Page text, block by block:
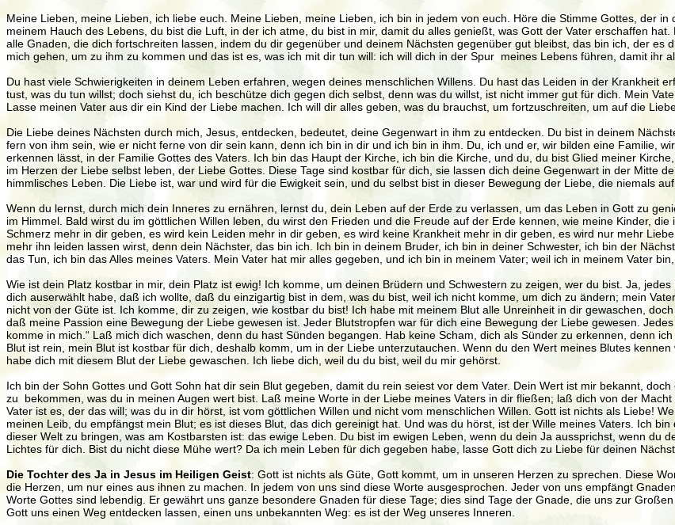
Meine Lieben, meine Lieben, ich liebe euch. Meine Lieben, meine Lieben, ich bin in jedem von euch. Höre die Stimme Gottes, der
meinem Hauch des Lebens, du bist die Luft, in der ich atme, du bist in mir, damit du alles genießt, was Gott der Vater erschaffen
alle Gnaden, die dich fortschreiten lassen, indem du dir gegenüber und deinem Nächsten gegenüber gut bleibst, das bin ich, der
mich gehen, um zu ihm zu kommen und das ist es, was ich mit dir tun will: ich will dich in der Spur meines Lebens führen, damit ihr
Du hast viele Schwierigkeiten in deinem Leben erfahren, wegen deines menschlichen Willens. Du hast das Leiden in der Krankheit
tust, was du tun willst; doch siehst du, ich beschütze dich gegen dich selbst, denn was du willst, ist nicht immer gut für dich. Mein
Lasse meinen Vater aus dir ein Kind der Liebe machen. Ich will dir alles geben, was du brauchst, um fortzuschreiten, um auf die
Die Liebe deines Nächsten durch mich, Jesus, entdecken, bedeutet, deine Gegenwart in ihm zu entdecken. Du bist in deinem
fern von ihm sein, wie er nicht ferne von dir sein kann, denn ich bin in dir und ich bin in ihm. Du, ich und er, wir bilden eine Familie,
erkennen lässt, in der Familie Gottes des Vaters. Ich bin das Haupt der Kirche, ich bin die Kirche, und du, du bist Glied meiner
im Herzen der Liebe selbst leben, der Liebe Gottes. Diese Tage sind kostbar für dich, sie lassen dich deine Gegenwart in der Mitte
himmlisches Leben. Die Liebe ist, war und wird für die Ewigkeit sein, und du selbst bist in dieser Bewegung der Liebe, die niemals
Wenn du lernst, durch mich dein Inneres zu ernähren, lernst du, dein Leben auf der Erde zu verlassen, um das Leben in Gott zu
im Himmel. Bald wirst du im göttlichen Willen leben, du wirst den Frieden und die Freude auf der Erde kennen, wie meine Kinder,
Schmerz mehr in dir geben, es wird kein Leiden mehr in dir geben, es wird keine Krankheit mehr in dir geben, es wird nur mehr
mehr ihn leiden lassen wirst, denn dein Nächster, das bin ich. Ich bin in deinem Bruder, ich bin in deiner Schwester, ich bin der
das Tun, ich bin das Alles meines Vaters. Mein Vater hat mir alles gegeben, und ich bin in meinem Vater; weil ich in meinem Vater
Wie ist dein Platz kostbar in mir, dein Platz ist ewig! Ich komme, um deinen Brüdern und Schwestern zu zeigen, wer du bist. Ja,
dich auserwählt habe, daß ich wollte, daß du einzigartig bist in dem, was du bist, weil ich nicht komme, um dich zu ändern; mein
nicht von der Güte ist. Ich komme, dir zu zeigen, wie kostbar du bist! Ich habe mit meinem Blut alle Unreinheit in dir gewaschen,
daß meine Passion eine Bewegung der Liebe gewesen ist. Jeder Blutstropfen war für dich eine Bewegung der Liebe gewesen.
komme in mich.“ Laß mich dich waschen, denn du hast Sünden begangen. Hab keine Scham, dich als Sünder zu erkennen, denn
Blut ist rein, mein Blut ist kostbar für dich, deshalb komm, um in der Liebe unterzutauchen. Wenn du den Wert meines Blutes
habe dich mit diesem Blut der Liebe gewaschen. Ich liebe dich, weil du du bist, weil du mir gehörst.
Ich bin der Sohn Gottes und Gott Sohn hat dir sein Blut gegeben, damit du rein seiest vor dem Vater. Dein Wert ist mir bekannt,
zu bekommen, was du in meinen Augen wert bist. Laß meine Worte in der Liebe meines Vaters in dir fließen; laß dich von der
Vater ist es, der das will; was du in dir hörst, ist vom göttlichen Willen und nicht vom menschlichen Willen. Gott ist nichts als Liebe!
meinen Leib, du empfängst mein Blut; es ist dieses Blut, das dich gereinigt hat. Und was du hörst, ist der Wille meines Vaters. Ich
dieser Welt zu bringen, was am Kostbarsten ist: das ewige Leben. Du bist im ewigen Leben, wenn du dein Ja aussprichst, wenn du
Lichtes für dich. Bist du nicht diese Mühe wert? Da ich mein Leben für dich gegeben habe, lasse Gott dich zu Liebe für deinen
Die Tochter des Ja in Jesus im Heiligen Geist: Gott ist nichts als Güte, Gott kommt, um in unseren Herzen zu sprechen. Diese
die Herzen, um nur eines aus ihnen zu machen. In jedem von uns sind diese Worte ausgesprochen. Jeder von uns empfängt
Worte Gottes sind lebendig. Er gewährt uns ganze besondere Gnaden für diese Tage; dies sind Tage der Gnade, die uns zur
Gott uns einen Weg entdecken lassen, einen uns unbekannten Weg: es ist der Weg unseres Inneren.